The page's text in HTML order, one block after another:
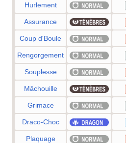
Hurlement
Assurance
Coup d'Boule
Rengorgement
Souplesse
Mâchouille
Grimace
Draco-Choc
Plaquage